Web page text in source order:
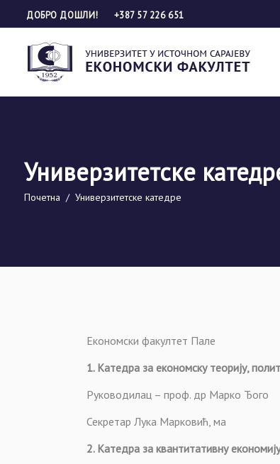
ДОБРО ДОШЛИ! +387 57 226 651
Универзитетске
Почетна / Универзитетске катедре
Економски факултет Пале
1. Катедра за економску теорију,
Руководилац – проф. др Марко Ђого
Секретар Лука Марковић, ма
2. Катедра за квантитативну економију